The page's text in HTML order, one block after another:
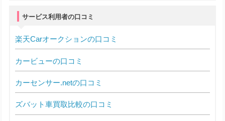
サービス利用者の口コミ
楽天Carオークションの口コミ
カービューの口コミ
カーセンサー.netの口コミ
ズバット車買取比較の口コミ